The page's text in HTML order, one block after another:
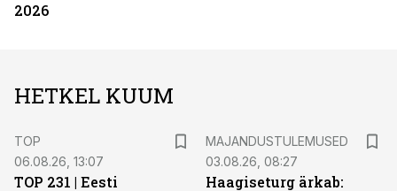
2026
HETKEL KUUM
TOP
06.08.26, 13:07
TOP 231 | Eesti
MAJANDUSTULEMUSED
03.08.26, 08:27
Haagiseturg ärkab: